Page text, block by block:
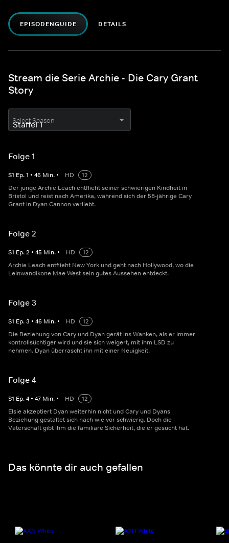
EPISODENGUIDE DETAILS
Stream die Serie Archie - Die Cary Grant
Story
Select Season
Folge 1
S1 Ep.1 • 46 Min. • HD
12
Der junge Archie Leach entflieht seiner schwierigen Kindheit in
Bristol und reist nach Amerika, während sich der 58-jährige Cary
Grant in Dyan Cannon verliebt.
Folge 2
S1 Ep.2 • 45 Min. • HD
12
Archie Leach entflieht New York und geht nach Hollywood, wo die
Leinwandikone Mae West sein gutes Aussehen entdeckt.
Folge 3
S1 Ep.3 • 46 Min. • HD
12
Die Beziehung von Cary und Dyan gerät ins Wanken, als er immer
kontrollsüchtiger wird und sie sich weigert, mit ihm LSD zu
nehmen. Dyan überrascht ihn mit einer Neuigkeit.
Folge 4
S1 Ep.4 • 47 Min. • HD
12
Elsie akzeptiert Dyan weiterhin nicht und Cary und Dyans
Beziehung gestaltet sich nach wie vor schwierig. Doch die
Vaterschaft gibt ihm die familiäre Sicherheit, die er gesucht hat.
Das könnte dir auch gefallen